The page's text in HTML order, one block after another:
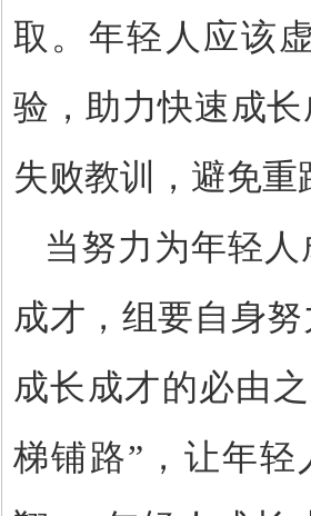
取。年轻人应该
验，助力快速成
失败教训，避免重
当努力为年轻
成才，组要自身
成长成才的必由
梯铺路” ，让年轻